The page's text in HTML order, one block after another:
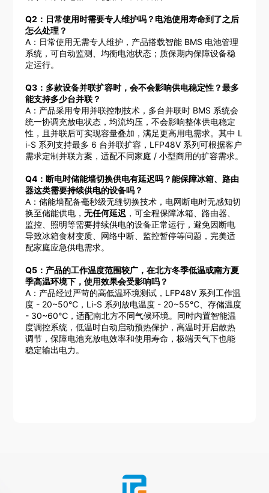
Q2：日常使用时需要专人维护吗？电池使用寿命到了之后
怎么处理？
A：日常使用无需专人维护，产品搭载智能 BMS 电池管理
系统，可自动监测、均衡电池状态；质保期内保障设备稳
定运行。
Q3：多款设备并联扩容时，会不会影响供电稳定性？最多
能支持多少台并联？
A：产品采用专用并联控制技术，多台并联时 BMS 系统会
统一协调充放电状态，均流均压，不会影响整体供电稳定
性，且并联后可实现容量叠加，满足更高用电需求。其中 L
i-S 系列支持最多 6 台并联扩容，LFP48V 系列可根据客户
需求定制并联方案，适配不同家庭 / 小型商用的扩容需求。
Q4：断电时储能墙切换供电有延迟吗？能保障冰箱、路由
器这类需要持续供电的设备吗？
A：储能墙配备毫秒级无缝切换技术，电网断电时无感知切
换至储能供电，无任何延迟 ，可全程保障冰箱、路由器、
监控、照明等需要持续供电的设备正常运行，避免因断电
导致冰箱食材变质、网络中断、监控暂停等问题，完美适
配家庭应急供电需求。
Q5：产品的工作温度范围较广，在北方冬季低温或南方夏
季高温环境下，使用效果会受影响吗？
A：产品经过严苛的高低温环境测试，LFP48V 系列工作温
度 - 20~50℃，Li-S 系列放电温度 - 20~55℃、存储温度
- 30~60℃，适配南北方不同气候环境。同时内置智能温
度调控系统，低温时自动启动预热保护，高温时开启散热
调节，保障电池充放电效率和使用寿命，极端天气下也能
稳定输出电力。